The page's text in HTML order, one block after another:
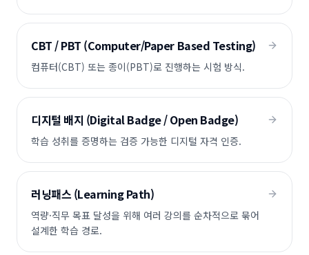
CBT / PBT (Computer/Paper Based Testing)
컴퓨터(CBT) 또는 종이(PBT)로 진행하는 시험 방식.
디지털 배지 (Digital Badge / Open Badge)
학습 성취를 증명하는 검증 가능한 디지털 자격 인증.
러닝패스 (Learning Path)
역량·직무 목표 달성을 위해 여러 강의를 순차적으로 묶어
설계한 학습 경로.